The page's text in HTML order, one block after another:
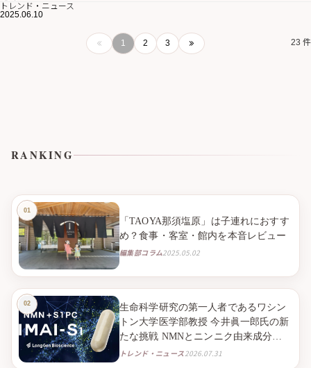
RANKING
「TAOYA那須塩原」は子連れにおすす
め？食事・客室・館内を本音レビュー
編集部コラム2025.05.02
生命科学研究の第一人者であるワシン
トン大学医学部教授 今井眞一郎氏の新
たな挑戦 NMNとニンニク由来成分
S1PC※１を組み合わせたニュートラシ
トレンド・ニュース 2026.07.31
トレンド・ニュース
2025.06.10
23 件
1 2 3